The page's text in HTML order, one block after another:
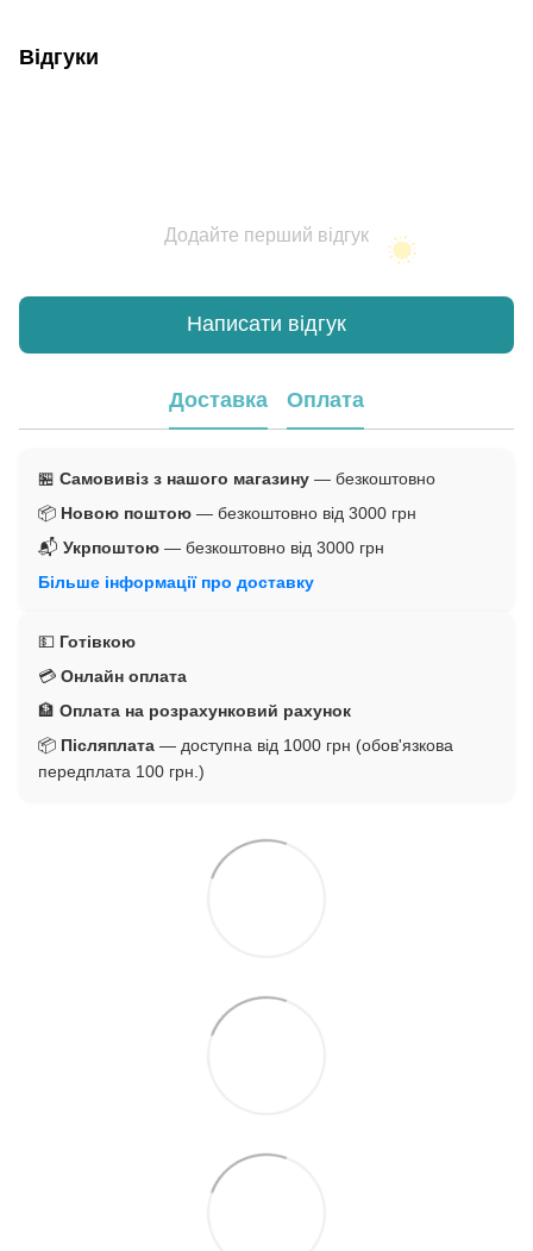
Відгуки
Додайте перший відгук
Написати відгук
Доставка Оплата
🏪 Самовивіз з нашого магазину — безкоштовно
📦 Новою поштою — безкоштовно від 3000 грн
📬 Укрпоштою — безкоштовно від 3000 грн
Більше інформації про доставку
💵 Готівкою
💳 Онлайн оплата
🏦 Оплата на розрахунковий рахунок
📦 Післяплата — доступна від 1000 грн (обов'язкова
передплата 100 грн.)